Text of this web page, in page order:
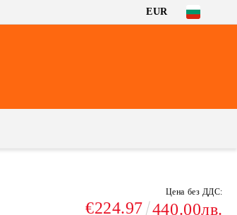
EUR
Цена без ДДС:
€224.97 440.00лв.